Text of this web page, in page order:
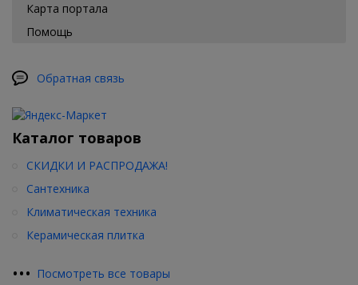
Карта портала
Помощь
Обратная связь
Каталог товаров
СКИДКИ И РАСПРОДАЖА!
Сантехника
Климатическая техника
Керамическая плитка
••• Посмотреть все товары